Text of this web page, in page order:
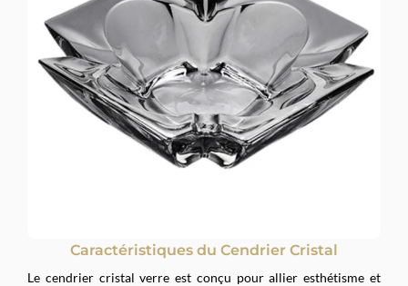
Caractéristiques du Cendrier Cristal
Le cendrier cristal verre est conçu pour allier esthétisme et